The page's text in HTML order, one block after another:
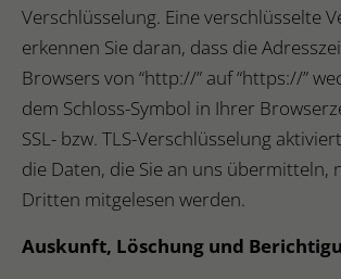
Verschlüsselung. Eine verschlüsselte
erkennen Sie daran, dass die
Browsers von “http://” auf “https://”
dem Schloss-Symbol in Ihrer
SSL- bzw. TLS-Verschlüsselung
die Daten, die Sie an uns übermitteln,
Dritten mitgelesen werden.
Auskunft, Löschung und